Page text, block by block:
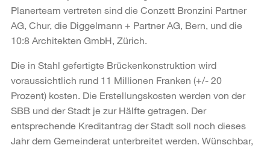
Planerteam vertre­ten sind die Conzett Bronzini Partner
AG, Chur, die Diggelmann + Partner AG, Bern, und die
10:8 Architekten GmbH, Zürich.
Die in Stahl gefertigte Brückenkonstruktion wird
voraussichtlich rund 11 Millionen Franken (+/- 20
Prozent) kosten. Die Erstellungskosten werden von der
SBB und der Stadt je zur Hälfte getragen. Der
entsprechende Kreditantrag der Stadt soll noch dieses
Jahr dem Gemeinderat unterbreitet werden. Wünschbar,